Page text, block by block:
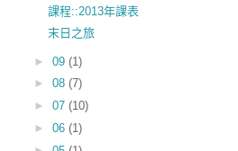
課程::2013年課表
末日之旅
► 09 (1)
► 08 (7)
► 07 (10)
► 06 (1)